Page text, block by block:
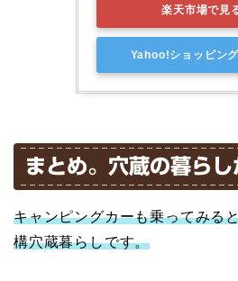
楽天市場で見
Yahoo!ショッピン
まとめ。穴蔵の暮ら
キャンピングカーも乗ってみる
構穴蔵暮らしです。